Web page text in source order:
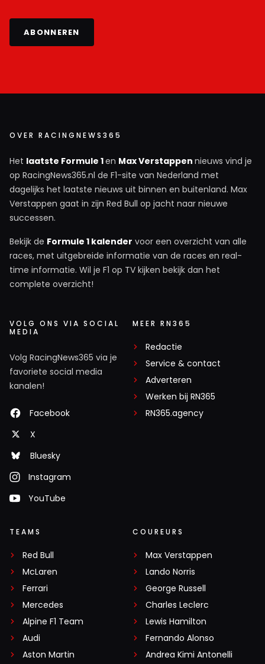
ABONNEREN
OVER RACINGNEWS365
Het laatste Formule 1en Max Verstappen nieuws vind je
op RacingNews365.nl de F1-site van Nederland met
dagelijks het laatste nieuws uit binnen en buitenland. Max
Verstappen gaat in zijn Red Bull op jacht naar nieuwe
successen.
Bekijk de Formule 1 kalender voor een overzicht van alle
races, met uitgebreide informatie van de races en real-
time informatie. Wil je F1 op TV kijken bekijk dan het
complete overzicht!
VOLG ONS VIA SOCIAL
MEDIA
Volg RacingNews365 via je
favoriete social media
kanalen!
Facebook
X
Bluesky
Instagram
YouTube
MEER RN365
Redactie
Service & contact
Adverteren
Werken bij RN365
RN365.agency
TEAMS
Red Bull
McLaren
Ferrari
Mercedes
Alpine F1 Team
Audi
Aston Martin
COUREURS
Max Verstappen
Lando Norris
George Russell
Charles Leclerc
Lewis Hamilton
Fernando Alonso
Andrea Kimi Antonelli